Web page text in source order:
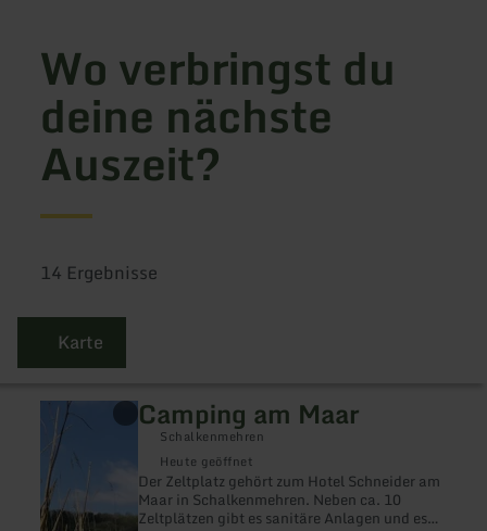
Wo verbringst du
deine nächste
Auszeit?
14 Ergebnisse
Karte
Camping am Maar
Schalkenmehren
Heute geöffnet
Der Zeltplatz gehört zum Hotel Schneider am
Maar in Schalkenmehren. Neben ca. 10
Zeltplätzen gibt es sanitäre Anlagen und es
mehr
erfahren
zu:
Camping
am
Maar